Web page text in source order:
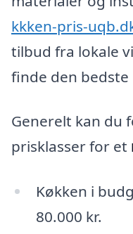
kkken-pris-
tilbud fra lokale
finde den
Generelt kan du
prisklasser for et
Køkken i
80.000 kr.